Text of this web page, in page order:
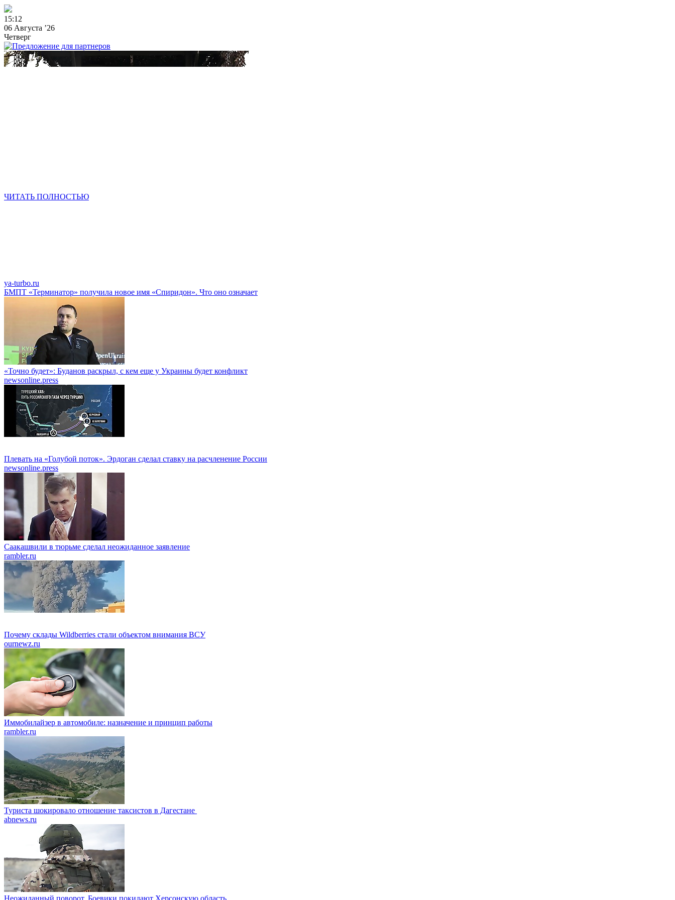
1 5:1 2
06 Августа ’26
Четверг
ЧИТАТЬ ПОЛНОСТЬЮ
ya-turbo.ru
БМПТ «Терминатор» получила новое имя «Спиридон». Что оно означает
«Точно будет»: Буданов раскрыл, с кем еще у Украины будет конфликт
newsonline.press
Плевать на «Голубой поток». Эрдоган сделал ставку на расчленение России
newsonline.press
Саакашвили в тюрьме сделал неожиданное заявление
rambler.ru
Почему склады Wildberries стали объектом внимания ВСУ
ournewz.ru
Иммобилайзер в автомобиле: назначение и принцип работы
rambler.ru
Туриста шокировало отношение таксистов в Дагестане
abnews.ru
Неожиданный поворот. Боевики покидают Херсонскую область